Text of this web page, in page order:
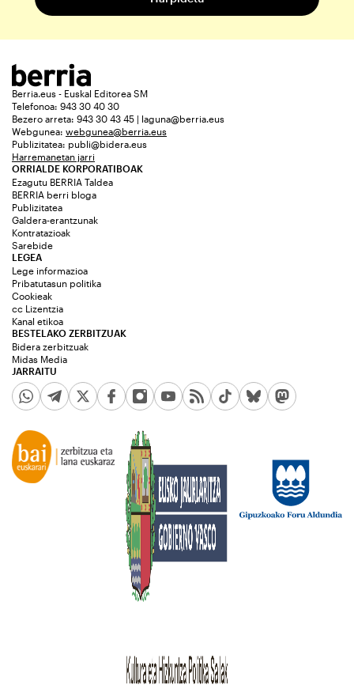
Berria.eus - Euskal Editorea SM
Telefonoa: 943 30 40 30
Bezero arreta: 943 30 43 45 | laguna@berria.eus
Webgunea: webgunea@berria.eus
Publizitatea: publi@bidera.eus
Harremanetan jarri
ORRIALDE KORPORATIBOAK
Ezagutu BERRIA Taldea
BERRIA berri bloga
Publizitatea
Galdera-erantzunak
Kontratazioak
Sarebide
JARRAITU
LEGEA
Lege informazioa
Pribatutasun politika
Cookieak
cc Lizentzia
Kanal etikoa
BESTELAKO ZERBITZUAK
Bidera zerbitzuak
Midas Media